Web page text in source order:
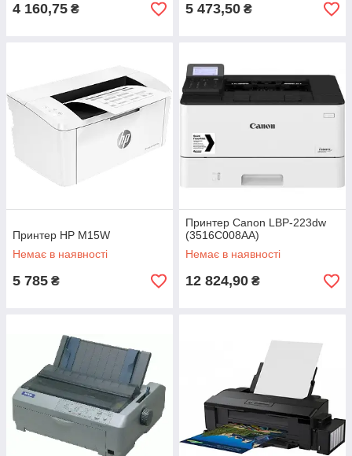
4 160,75 ₴ 5 473,50 ₴
Принтер HP M15W
Немає в наявності
5 785 ₴
Принтер Canon LBP-223dw
(3516C008AA)
Немає в наявності
12 824,90 ₴